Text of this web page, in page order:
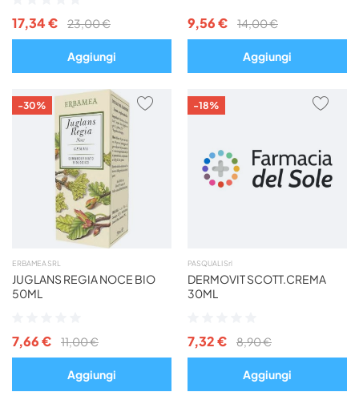
17,34 € 23,00 €
Aggiungi
9,56 € 14,00 €
Aggiungi
-30%
ERBAMEA SRL
JUGLANS REGIA NOCE BIO
50ML
7,66 € 11,00 €
Aggiungi
AGGIUNGI
PREFERITI
-18%
PASQUALI Srl
DERMOVIT SCOTT.CREMA
30ML
7,32 € 8,90 €
Aggiungi